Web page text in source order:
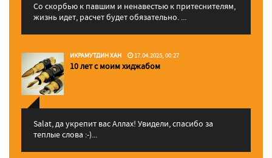
Со скорбью к павшим и ненавестью к притеснителям,
жизнь идет, расчет будет обязательно. ...
ИКРАМУТДИН ХАН 17.04.2025, 00:27
10 лет с моим хиджабом
Salat, да укрепит вас Аллаx! Увидели, спасибо за
теплые слова :-)...